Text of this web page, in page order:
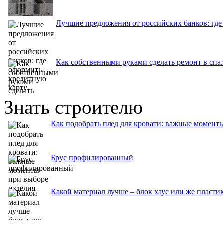
Лучшие предложения от российских банков:
Как собственными руками сделать ремонт в
Знать строителю
Как подобрать плед для кровати: важные
Брус профилированный
Какой материал лучше – блок хаус или же